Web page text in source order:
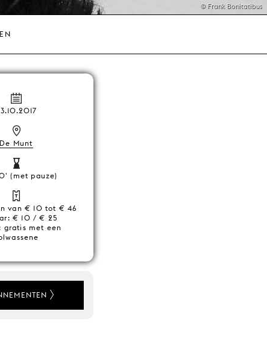
© Frank Bonitatibus
De Munt
(met pauze)
van € 10 tot € 46
€ 10 / € 25
gratis met een